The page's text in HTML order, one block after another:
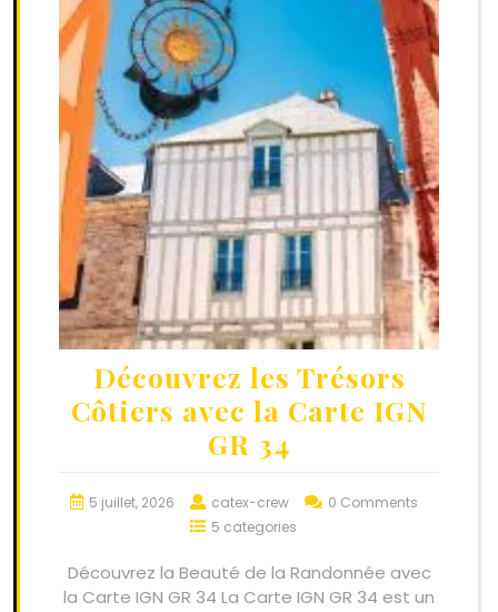
Découvrez les Trésors
Côtiers avec la Carte IGN
GR 34
5 juillet, 2026 catex-crew
0 Comments
5 categories
Découvrez la Beauté de la Randonnée avec
la Carte IGN GR 34 La Carte IGN GR 34 est un